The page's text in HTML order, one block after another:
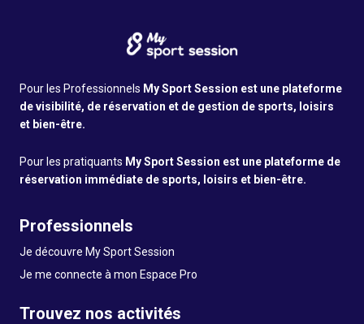
Pour les Professionnels My Sport Session est une plateforme
de visibilité, de réservation et de gestion de sports, loisirs
et bien-être.
Pour les pratiquants My Sport Session est une plateforme de
réservation immédiate de sports, loisirs et bien-être.
Professionnels
Je découvre My Sport Session
Je me connecte à mon Espace Pro
Trouvez nos activités